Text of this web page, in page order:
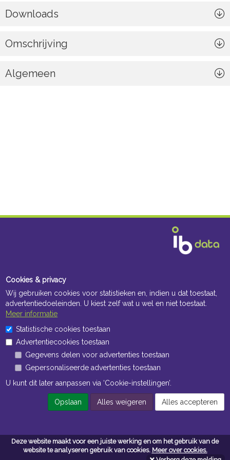
Deze website maakt voor een juiste werking en om het gebruik van de
website te analyseren gebruik van cookies. Meer over cookies.
Downloads
Omschrijving
Algemeen
Openingstijden Kantoor
ma t/m vr 8:30 uur tot 17:00 uur
Openingstijden Magazijn
ma t/m vr 7:00 uur tot 16:30 uur
Algemene voorwaarden
Cookies & privacy
Wij gebruiken cookies voor statistieken en, indien u dat toestaat,
advertentiedoeleinden. U kiest zelf wat u wel en niet toestaat.
Meer informatie
Statistische cookies toestaan
Advertentiecookies toestaan
Gegevens delen voor advertenties toestaan
Gepersonaliseerde advertenties toestaan
U kunt dit later aanpassen via ‘Cookie-instellingen’.
Opslaan Alles weigeren Alles accepteren